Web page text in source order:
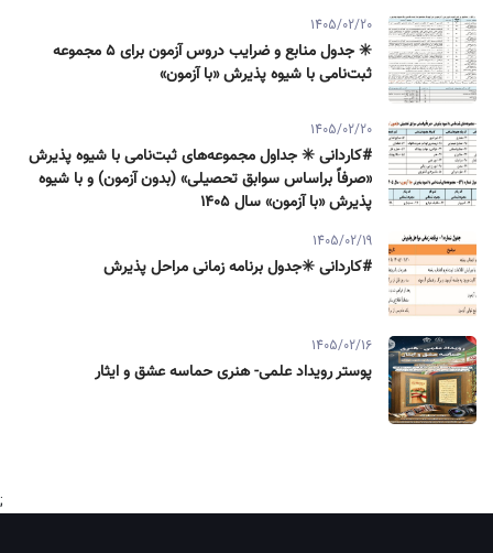
1405/02/20
✳️ جدول منابع و ضرایب دروس آزمون برای ۵ مجموعه
ثبت‌نامی با شیوه پذیرش «با آزمون»
1405/02/20
#کاردانی ✳️ جداول مجموعه‌های ثبت‌نامی با شیوه پذیرش
«صرفاً براساس سوابق تحصیلی» (بدون آزمون) و با شیوه
پذیرش «با آزمون» سال ۱۴۰۵
1405/02/19
#کاردانی ✳️جدول برنامه زمانی مراحل پذیرش
1405/02/16
پوستر رویداد علمی- هنری حماسه عشق و ایثار
;